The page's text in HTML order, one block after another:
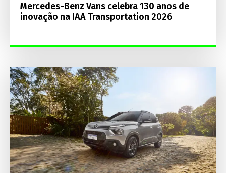
Mercedes-Benz Vans celebra 130 anos de
inovação na IAA Transportation 2026